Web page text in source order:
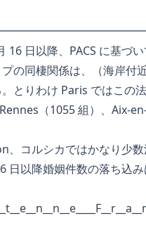
日以降、PACS に基づ
の同棲関係は、（海岸付
とりわけ Paris ではこの
（1055 組）、Aix-
コルシカではかなり少
日以降婚姻件数の落ち込